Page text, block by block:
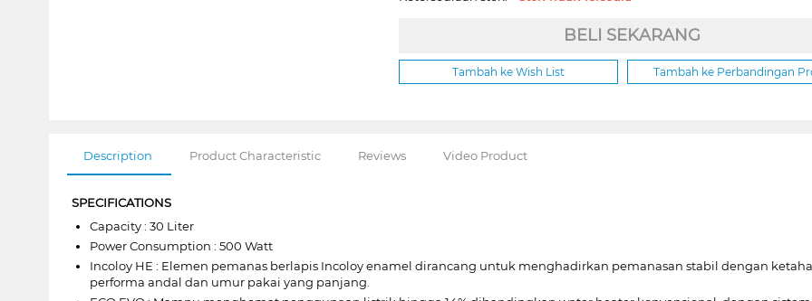
BELI SEKARANG
Tambah ke Wish List Tambah ke Perbandingan
Description Product Characteristic Reviews Video Product
SPECIFICATIONS
Capacity : 30 Liter
Power Consumption : 500 Watt
Incoloy HE : Elemen pemanas berlapis Incoloy enamel dirancang untuk menghadirkan pemanasan stabil dengan
performa andal dan umur pakai yang panjang.